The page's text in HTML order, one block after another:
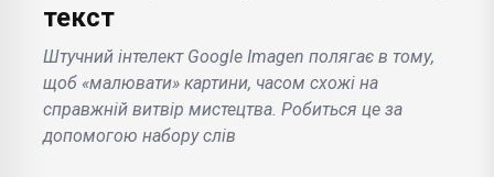
текст
Штучний інтелект Google Imagen полягає в тому,
щоб «малювати» картини, часом схожі на
справжній витвір мистецтва. Робиться це за
допомогою набору слів